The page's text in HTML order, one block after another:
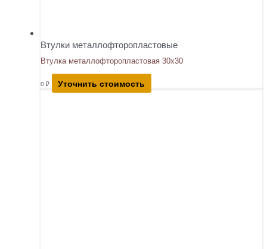
Втулки металлофторопластовые
Втулка металлофторопластовая 30х30
0 ₽ Уточнить стоимость